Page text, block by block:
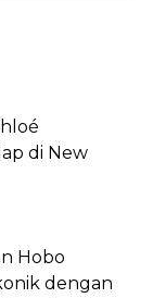
di New
Hobo
dengan